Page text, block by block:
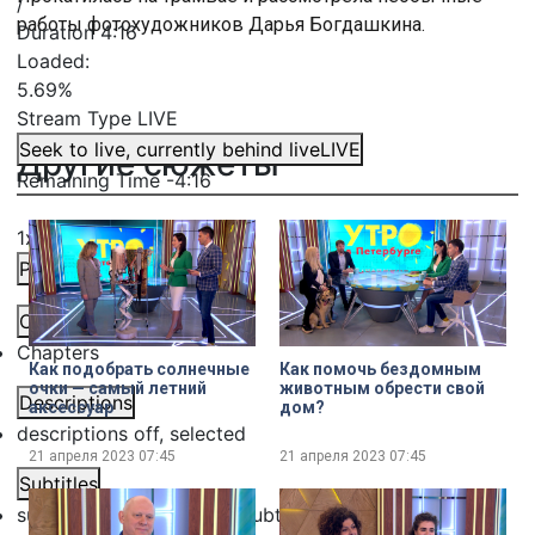
Duration4:16
Loaded:
5.69%
Stream Type LIVE
Seek to live, currently behind liveLIVE
Remaining Time-4:16
1x
Playback Rate
Chapters
Chapters
Descriptions
descriptions off, selected
Subtitles
subtitles settings, opens subtitles settings dialog
работы фотохудожников Дарья Богдашкина.
Другие сюжеты
Как подобрать солнечные
очки — самый летний
аксессуар
21 апреля 2023 07:45
Как помочь бездомным
животным обрести свой
дом?
21 апреля 2023 07:45